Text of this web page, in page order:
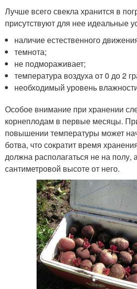
Лучше всего свекла хранится в
присутствуют для нее идеальные
наличие естественного
темнота;
не подмораживает;
температура воздуха от 0 до 2
необходимый уровень
Особое внимание при хранении
корнеплодам в первые месяцы.
повышении температуры может
ботва, что сократит время
должна располагаться не на полу,
сантиметровой высоте от него.